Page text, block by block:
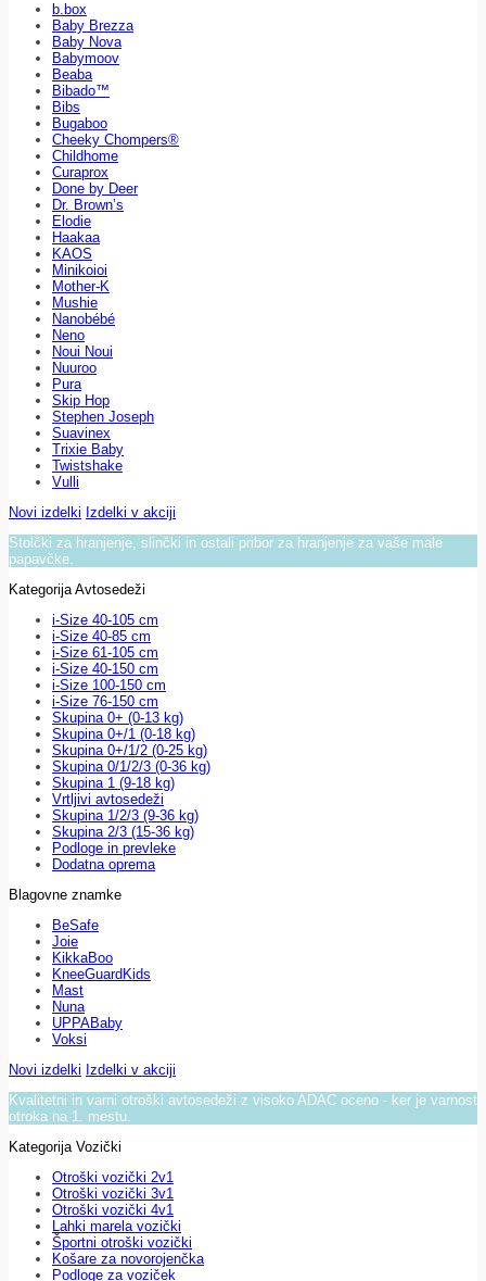
b.box
Baby Brezza
Baby Nova
Babymoov
Beaba
Bibado™
Bibs
Bugaboo
Cheeky Chompers®
Childhome
Curaprox
Done by Deer
Dr. Brown’s
Elodie
Haakaa
KAOS
Minikoioi
Mother-K
Mushie
Nanobébé
Neno
Noui Noui
Nuuroo
Pura
Skip Hop
Stephen Joseph
Suavinex
Trixie Baby
Twistshake
Vulli
Novi izdelki Izdelki v akciji
Stolčki za hranjenje, slinčki in ostali pribor za hranjenje za vaše male
papavčke.
Kategorija Avtosedeži
i-Size 40-105 cm
i-Size 40-85 cm
i-Size 61-105 cm
i-Size 40-150 cm
i-Size 100-150 cm
i-Size 76-150 cm
Skupina 0+ (0-13 kg)
Skupina 0+/1 (0-18 kg)
Skupina 0+/1/2 (0-25 kg)
Skupina 0/1/2/3 (0-36 kg)
Skupina 1 (9-18 kg)
Vrtljivi avtosedeži
Skupina 1/2/3 (9-36 kg)
Skupina 2/3 (15-36 kg)
Podloge in prevleke
Dodatna oprema
Blagovne znamke
BeSafe
Joie
KikkaBoo
KneeGuardKids
Mast
Nuna
UPPABaby
Voksi
Novi izdelki Izdelki v akciji
Kvalitetni in varni otroški avtosedeži z visoko ADAC oceno - ker je varnost
otroka na 1. mestu.
Kategorija Vozički
Otroški vozički 2v1
Otroški vozički 3v1
Otroški vozički 4v1
Lahki marela vozički
Športni otroški vozički
Košare za novorojenčka
Podloge za voziček